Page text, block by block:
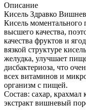
Описание
Кисель Здравко
Кисель моментального
высшего качества,
качества фруктов и
вязкой структуре
желудка, улучшает
дисбактериоза, что
всех витаминов и
организм с пищей.
Состав: сахар,
экстракт вишневый